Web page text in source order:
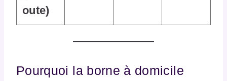
oute)
Pourquoi la borne à domicile